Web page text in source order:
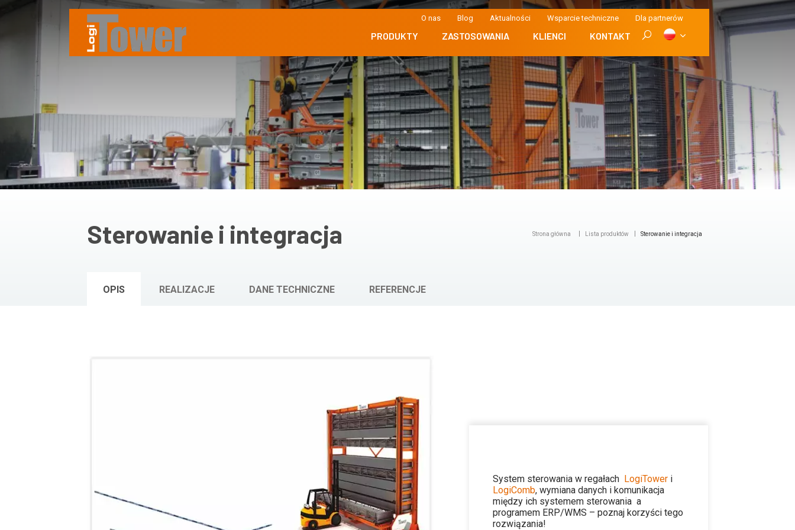
O nas Blog Aktualności Wsparcie techniczne Dla partnerów
PRODUKTY ZASTOSOWANIA KLIENCI KONTAKT
Sterowanie i integracja Strona główna Lista produktów Sterowanie i integracja
OPIS REALIZACJE DANE TECHNICZNE REFERENCJE
System sterowania w regałach LogiTower i
LogiComb, wymiana danych i komunikacja
między ich systemem sterowania a
programem ERP/WMS – poznaj korzyści tego
rozwiązania!